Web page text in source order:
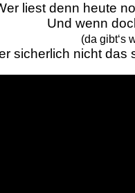
liest denn heute
Und wenn
(da gibt‘s
sicherlich nicht das